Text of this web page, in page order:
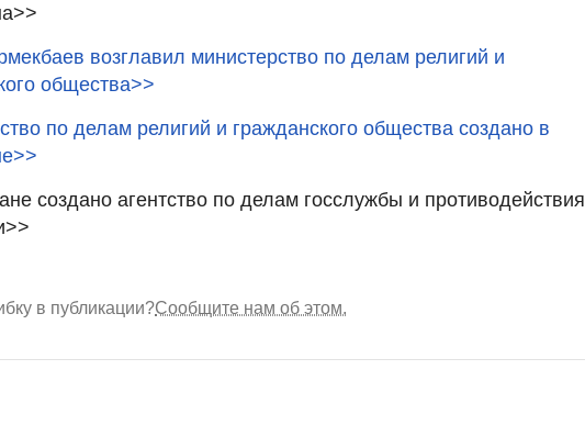
возглавил министерство по делам религий и
общества>>
по делам религий и гражданского общества создано в
создано агентство по делам госслужбы и противодействия
в публикации?Сообщите нам об этом.